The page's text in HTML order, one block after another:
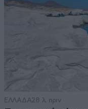
ΕΛΛΑΔΑ28 λ. πριν